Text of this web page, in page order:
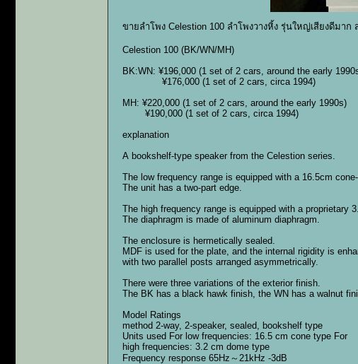
ขายลำโพง Celestion 100 ลำโพงวางหิ้ง รุ่นใหญ่เสียงดีมาก
Celestion 100 (BK/WN/MH)
BK:WN: ¥196,000 (1 set of 2 cars, around the early
¥176,000 (1 set of 2 cars, circa 1994)
MH: ¥220,000 (1 set of 2 cars, around the early 1990s)
¥190,000 (1 set of 2 cars, circa 1994)
explanation
A bookshelf-type speaker from the Celestion series.
The low frequency range is equipped with a 16.5cm
The unit has a two-part edge.
The high frequency range is equipped with a proprietary
The diaphragm is made of aluminum diaphragm.
The enclosure is hermetically sealed.
MDF is used for the plate, and the internal rigidity is
with two parallel posts arranged asymmetrically.
There were three variations of the exterior finish.
The BK has a black hawk finish, the WN has a walnut
Model Ratings
method 2-way, 2-speaker, sealed, bookshelf type
Units used For low frequencies: 16.5 cm cone type For
high frequencies: 3.2 cm dome type
Frequency response 65Hz～21kHz -3dB